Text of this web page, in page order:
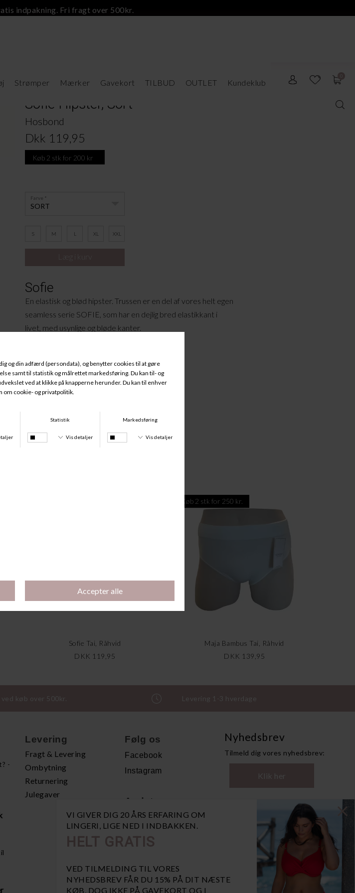
VI GIVER DIG 20 ÅRS ERFARING OM
LINGERI, LIGE NED I INDBAKKEN.
HELT GRATIS
VED TILMELDING TIL VORES
NYHEDSBREV FÅR DU 15% PÅ DIT NÆSTE
KØB, DOG IKKE PÅ GAVEKORT OG I
indpakning. Fri fragt over 500kr.
Strømper Mærker Gavekort TILBUD OUTLET Kundeklub
Sofie Hipster, Sort
Hosbond
Dkk 119,95
Køb 2 stk for 200 kr
SORT
Farve
S M L XL XXL
Sofie
En elastisk og blød hipster. Trussen er en del af vores helt egen
seamless serie SOFIE, som har en dejlig bred elastikkant i
livet, med usynlige og bløde kanter.
93% polyamid, 7% elastan.
Sofie Tai, Råhvid
DKK 119,95
Køb 2 stk for 250 kr.
Maja Bambus Tai, Råhvid
DKK 139,95
køb over 500kr. Levering 1-3 hverdage
-
Levering
Fragt & Levering
Ombytning
Returnering
Julegaver
Følg os
Facebook
Instagram
Andet
Handelsbetingelser
Åbn GDPR-popup
Nyhedsbrev
Tilmeld dig vores nyhedsbrev:
Klik her